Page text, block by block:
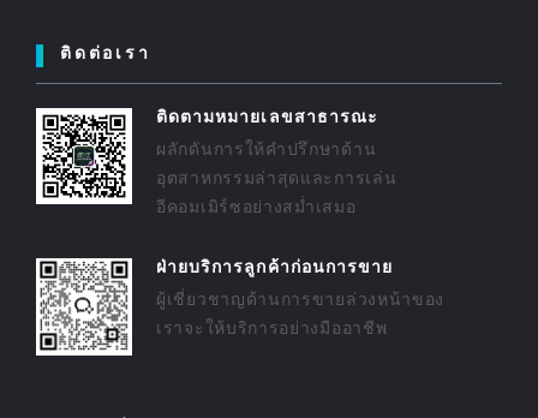
ติดต่อเรา
ติดตามหมายเลขสาธารณะ
ผลักดันการให้คำปรึกษาด้าน
อุตสาหกรรมล่าสุดและการเล่น
อีคอมเมิร์ซอย่างสม่ำเสมอ
ฝ่ายบริการลูกค้าก่อนการขาย
ผู้เชี่ยวชาญด้านการขายล่วงหน้าของ
เราจะให้บริการอย่างมืออาชีพ